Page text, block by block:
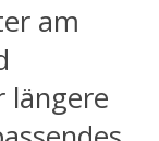
am
längere